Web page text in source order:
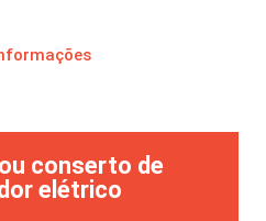
conserto de
elétrico